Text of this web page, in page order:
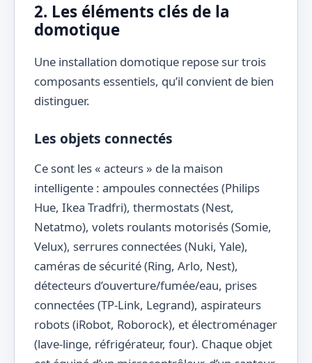
2. Les éléments clés de la
domotique
Une installation domotique repose sur trois
composants essentiels, qu’il convient de bien
distinguer.
Les objets connectés
Ce sont les « acteurs » de la maison
intelligente : ampoules connectées (Philips
Hue, Ikea Tradfri), thermostats (Nest,
Netatmo), volets roulants motorisés (Somie,
Velux), serrures connectées (Nuki, Yale),
caméras de sécurité (Ring, Arlo, Nest),
détecteurs d’ouverture/fumée/eau, prises
connectées (TP-Link, Legrand), aspirateurs
robots (iRobot, Roborock), et électroménager
(lave-linge, réfrigérateur, four). Chaque objet